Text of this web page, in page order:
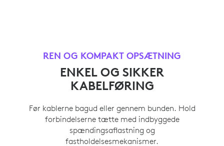
REN OG KOMPAKT OPSÆTNING
ENKEL OG SIKKER
KABELFØRING
Før kablerne bagud eller gennem bunden. Hold
forbindelserne tætte med indbyggede
spændingsaflastning og
fastholdelsesmekanismer.